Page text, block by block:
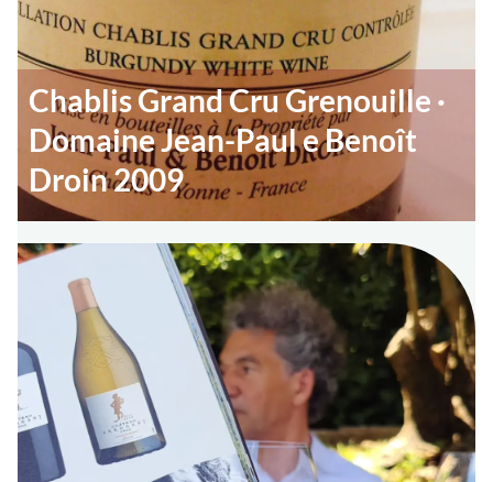
Chablis Grand Cru Grenouille ·
Domaine Jean-Paul e Benoît
Droin 2009